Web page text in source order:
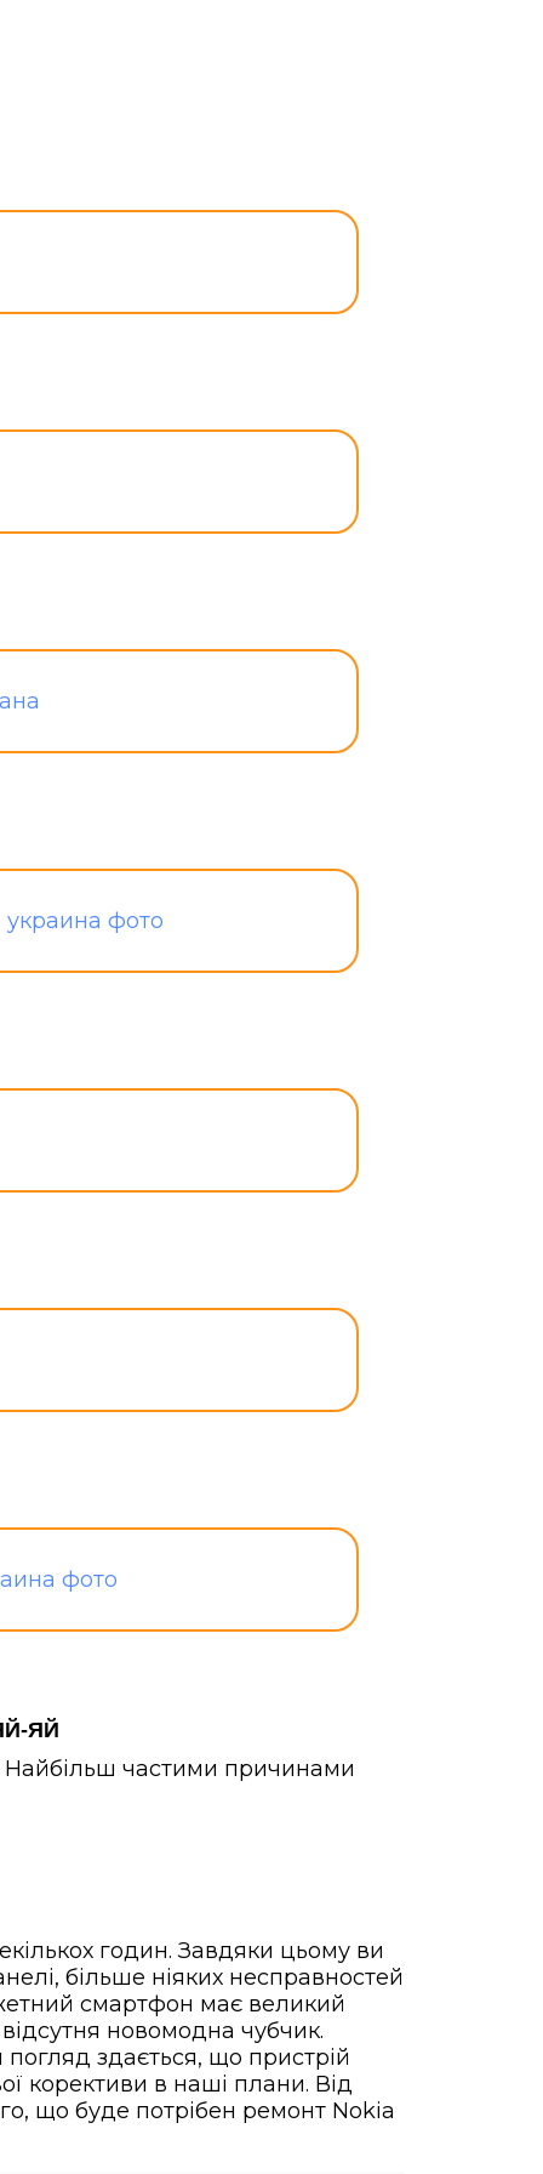
ЯЙ
Найбільш частими причинами
годин. Завдяки цьому ви
більше ніяких несправностей
смартфон має великий
новомодна чубчик.
здається, що пристрій
корективи в наші плани. Від
що буде потрібен ремонт Nokia